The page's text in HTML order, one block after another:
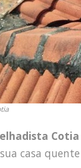
Cotia
casa